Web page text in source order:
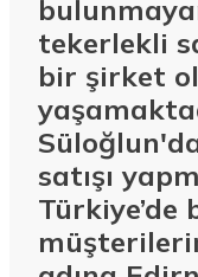
tekerlekli
bir şirket
satışı
Türkiye’de